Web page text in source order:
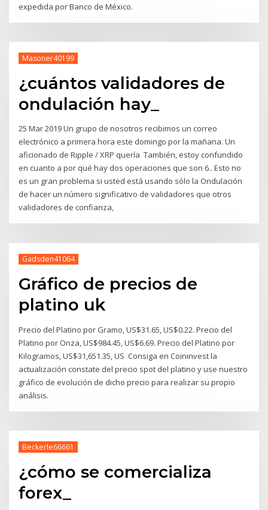
expedida por Banco de México.
Masoner40199
¿cuántos validadores de
ondulación hay_
25 Mar 2019 Un grupo de nosotros recibimos un correo
electrónico a primera hora este domingo por la mañana. Un
aficionado de Ripple / XRP quería También, estoy confundido
en cuanto a por qué hay dos operaciones que son 6.. Esto no
es un gran problema si usted está usando sólo la Ondulación
de hacer un número significativo de validadores que otros
validadores de confianza,
Gadsden41064
Gráfico de precios de
platino uk
Precio del Platino por Gramo, US$31.65, US$0.22. Precio del
Platino por Onza, US$984.45, US$6.69. Precio del Platino por
Kilogramos, US$31,651.35, US Consiga en Coininvest la
actualización constate del precio spot del platino y use nuestro
gráfico de evolución de dicho precio para realizar su propio
análisis.
Beckerle66661
¿cómo se comercializa
forex_